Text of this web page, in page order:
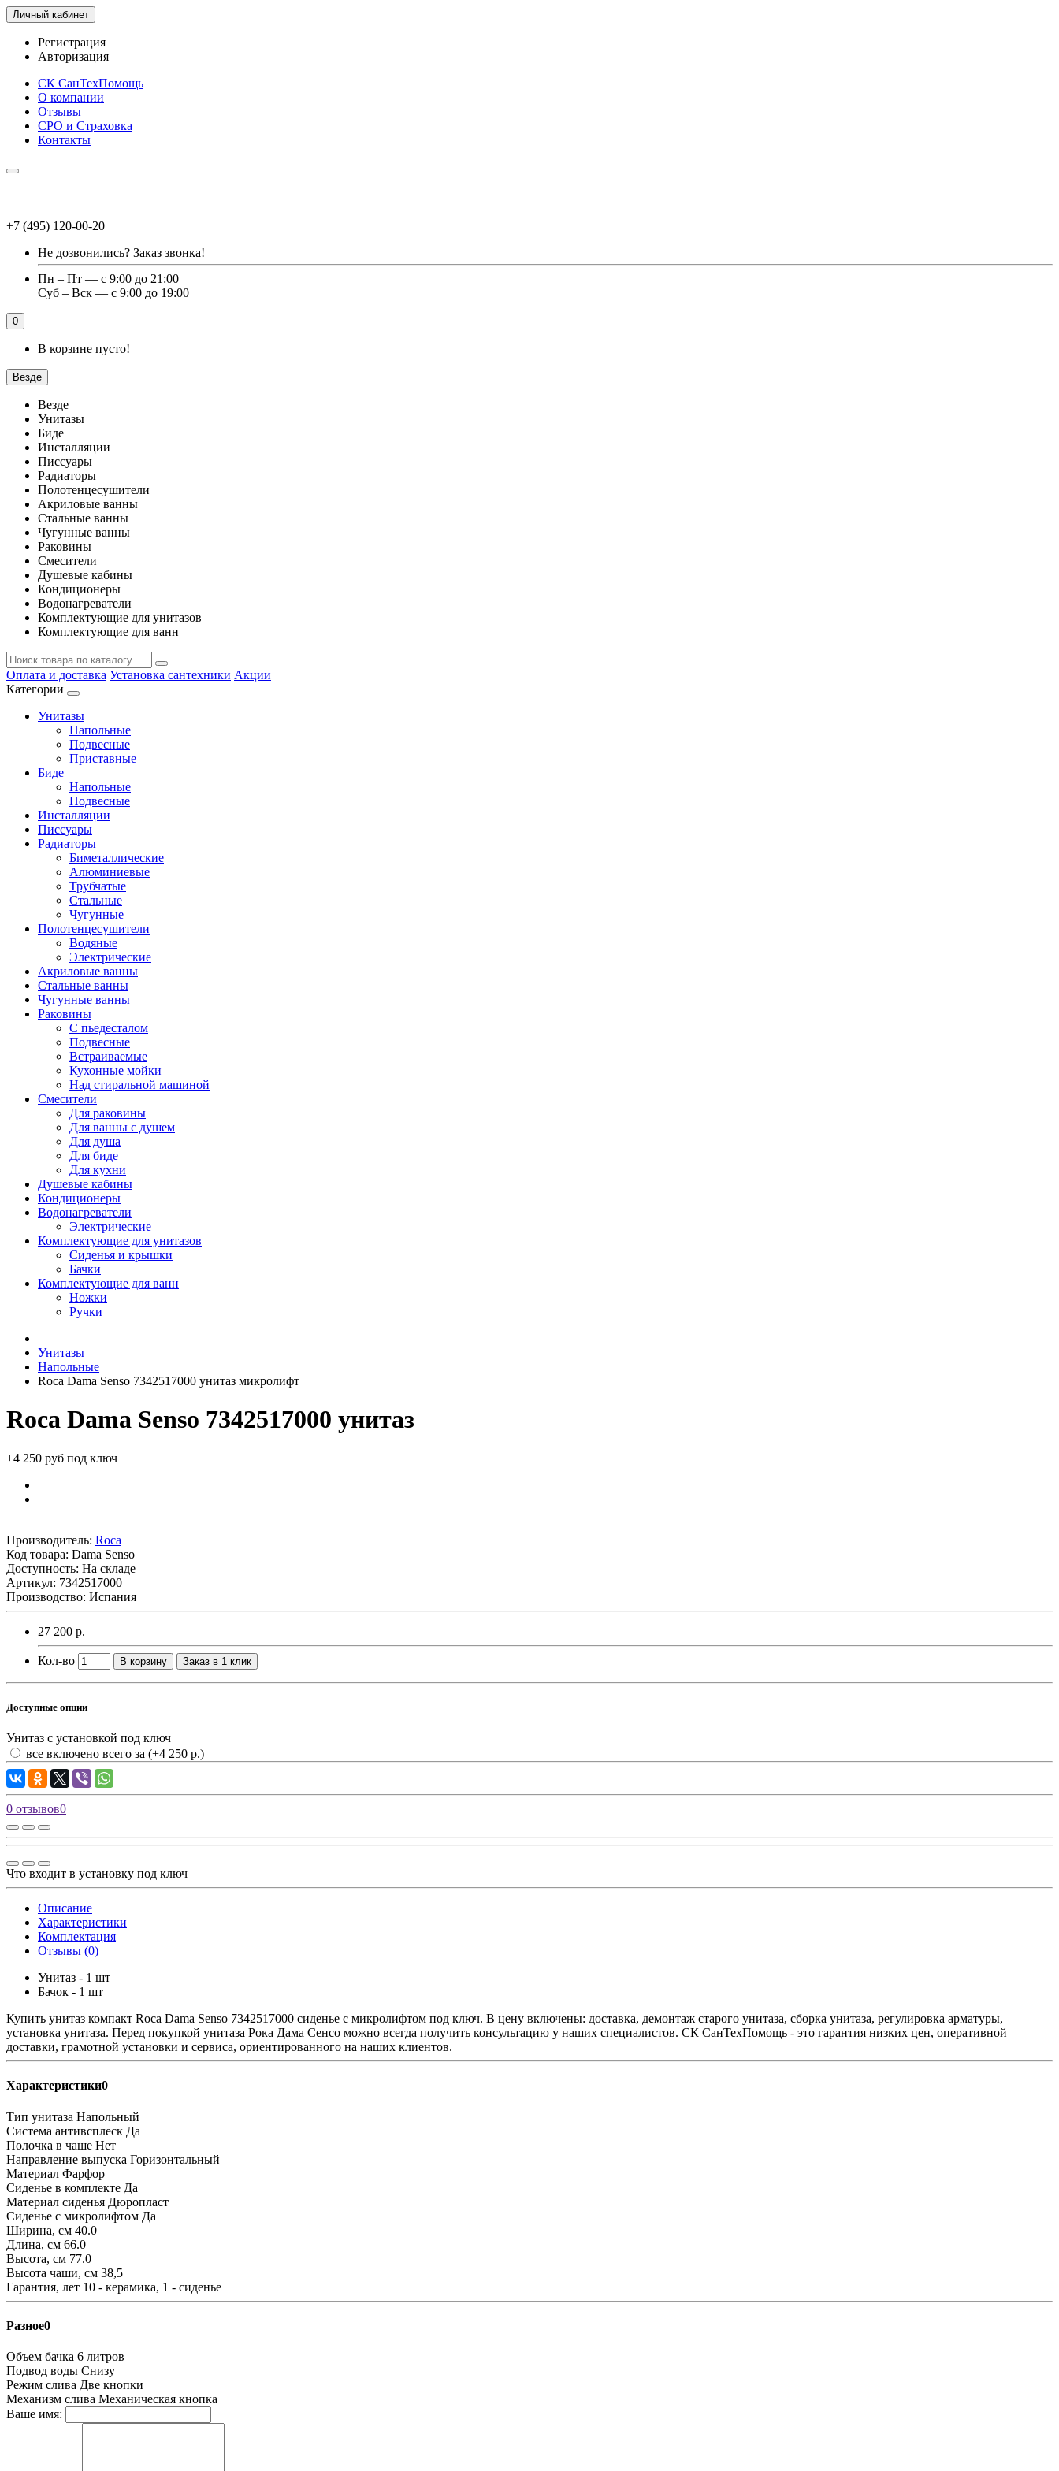
Личный кабинет
Регистрация
Авторизация
СК СанТехПомощь
О компании
Отзывы
СРО и Страховка
Контакты
+7 (495) 120-00-20
Не дозвонились? Заказ звонка!
Пн – Пт — с 9:00 до 21:00
Суб – Вск — с 9:00 до 19:00
0
В корзине пусто!
Везде
Везде
Унитазы
Биде
Инсталляции
Писсуары
Радиаторы
Полотенцесушители
Акриловые ванны
Стальные ванны
Чугунные ванны
Раковины
Смесители
Душевые кабины
Кондиционеры
Водонагреватели
Комплектующие для унитазов
Комплектующие для ванн
Оплата и доставка Установка сантехники Акции
Категории
Унитазы
Напольные
Подвесные
Приставные
Биде
Напольные
Подвесные
Инсталляции
Писсуары
Радиаторы
Биметаллические
Алюминиевые
Трубчатые
Стальные
Чугунные
Полотенцесушители
Водяные
Электрические
Акриловые ванны
Стальные ванны
Чугунные ванны
Раковины
С пьедесталом
Подвесные
Встраиваемые
Кухонные мойки
Над стиральной машиной
Смесители
Для раковины
Для ванны с душем
Для душа
Для биде
Для кухни
Душевые кабины
Кондиционеры
Водонагреватели
Электрические
Комплектующие для унитазов
Сиденья и крышки
Бачки
Комплектующие для ванн
Ножки
Ручки
Унитазы
Напольные
Roca Dama Senso 7342517000 унитаз микролифт
Roca Dama Senso 7342517000 унитаз
+4 250 руб под ключ
Производитель: Roca
Код товара: Dama Senso
Доступность: На складе
Артикул: 7342517000
Производство: Испания
27 200 р.
Кол-во В корзину Заказ в 1 клик
Доступные опции
Унитаз с установкой под ключ
все включено всего за (+4 250 р.)
0 отзывов0
Что входит в установку под ключ
Описание
Характеристики
Комплектация
Отзывы (0)
Унитаз - 1 шт
Бачок - 1 шт
Купить унитаз компакт Roca Dama Senso 7342517000 сиденье с микролифтом под ключ. В цену включены: доставка, демонтаж старого унитаза, сборка унитаза, регулировка арматуры,
установка унитаза. Перед покупкой унитаза Рока Дама Сенсо можно всегда получить консультацию у наших специалистов. СК СанТехПомощь - это гарантия низких цен, оперативной
доставки, грамотной установки и сервиса, ориентированного на наших клиентов.
Характеристики0
Тип унитаза Напольный
Система антивсплеск Да
Полочка в чаше Нет
Направление выпуска Горизонтальный
Материал Фарфор
Сиденье в комплекте Да
Материал сиденья Дюропласт
Сиденье с микролифтом Да
Ширина, см 40.0
Длина, см 66.0
Высота, см 77.0
Высота чаши, см 38,5
Гарантия, лет 10 - керамика, 1 - сиденье
Разное0
Объем бачка 6 литров
Подвод воды Снизу
Режим слива Две кнопки
Механизм слива Механическая кнопка
Ваше имя: